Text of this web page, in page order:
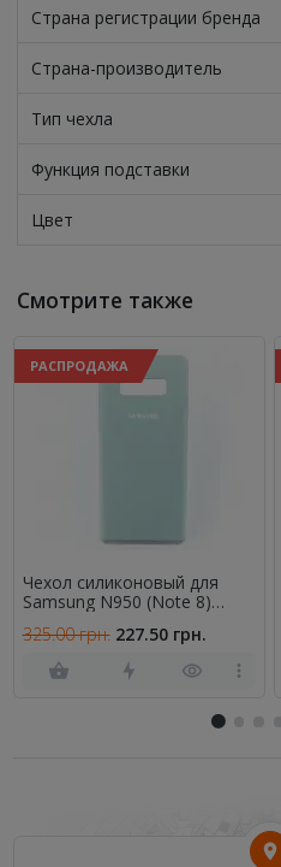
Страна регистрации бренда
Страна-производитель
Тип чехла
Функция подставки
Цвет
Смотрите также
РАСПРОДАЖА
Чехол силиконовый для
Samsung N950 (Note 8)
325.00 грн. 227.50 грн.